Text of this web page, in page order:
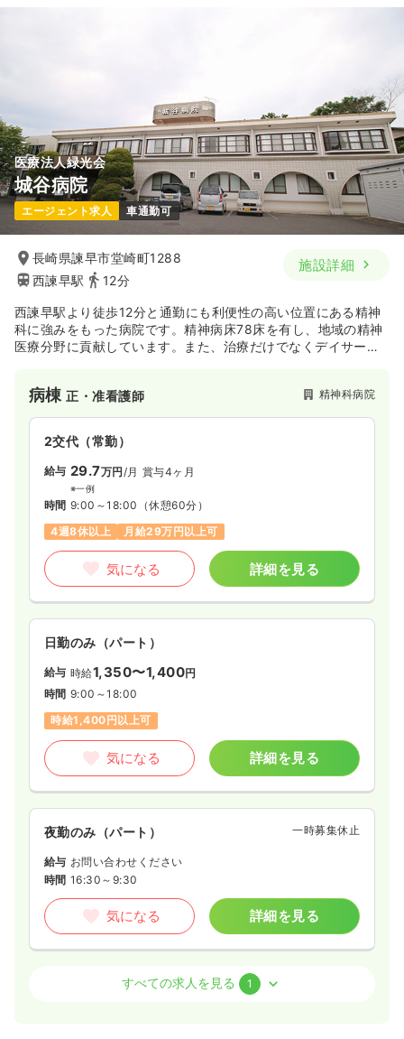
医療法人緑光会
城谷病院
エージェント求人 車通勤可
長崎県諫早市堂崎町1288
西諫早駅
12分
施設詳細
西諫早駅より徒歩12分と通勤にも利便性の高い位置にある精神
科に強みをもった病院です。精神病床78床を有し、地域の精神
医療分野に貢献しています。また、治療だけでなくデイサービ
病棟正・准看護師 精神科病院
2交代（常勤）
給与 29.7万円 /月 賞与4ヶ月
※一例
時間 9:00～18:00 （休憩60分）
4週8休以上
月給29万円以上可
気になる 詳細を見る
日勤のみ（パート）
給与 時給1,350〜1,400円
時間 9:00～18:00
時給1,400円以上可
気になる 詳細を見る
夜勤のみ（パート） 一時募集休止
給与 お問い合わせください
時間 16:30～9:30
気になる 詳細を見る
正・准看護師すべての求人を見る 1